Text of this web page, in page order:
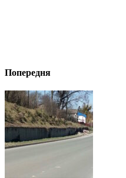
Попередня